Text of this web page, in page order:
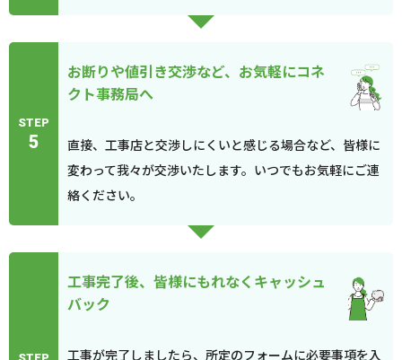
STEP
5
お断りや値引き交渉など、お気軽にコネ
クト事務局へ
直接、工事店と交渉しにくいと感じる場合など、皆様に
変わって我々が交渉いたします。いつでもお気軽にご連
絡ください。
工事完了後、皆様にもれなくキャッシュ
バック
工事が完了しましたら、所定のフォームに必要事項を入